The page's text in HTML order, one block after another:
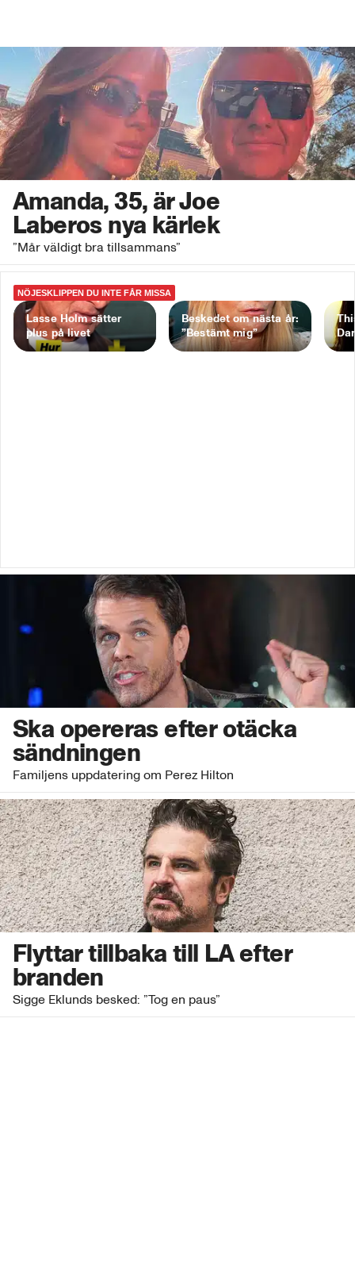
Amanda, 35, är Joe
Laberos nya kärlek
”Mår väldigt bra tillsammans”
NÖJESKLIPPEN DU INTE FÅR MISSA
Lasse Holm sätter
plus på livet
Beskedet om nästa år:
”Bestämt mig”
Ska opereras efter otäcka
sändningen
Familjens uppdatering om Perez Hilton
Flyttar tillbaka till LA efter
branden
Sigge Eklunds besked: ”Tog en paus”